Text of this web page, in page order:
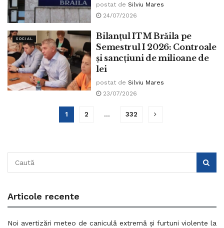
postat de Silviu Mares
24/07/2026
SOCIAL
Bilanțul ITM Brăila pe
Semestrul I 2026: Controale
și sancțiuni de milioane de
lei
postat de Silviu Mares
23/07/2026
1 2 … 332
Articole recente
Noi avertizări meteo de caniculă extremă și furtuni violente la